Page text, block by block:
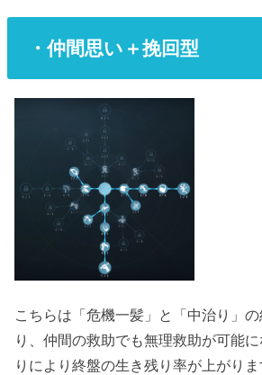
・仲間思い＋挽回型
こちらは「危機一髪」と「中治り」
り、仲間の救助でも無理救助が可能
りにより終盤の生き残り率が上がり